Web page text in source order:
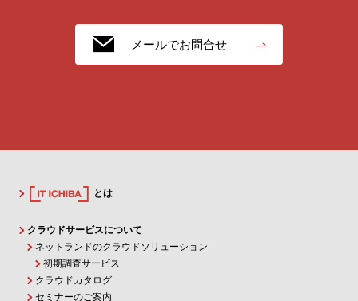
メールでお問合せ
とは
クラウドサービスについて
ネットランドのクラウドソリューション
初期調査サービス
クラウドカタログ
セミナーのご案内